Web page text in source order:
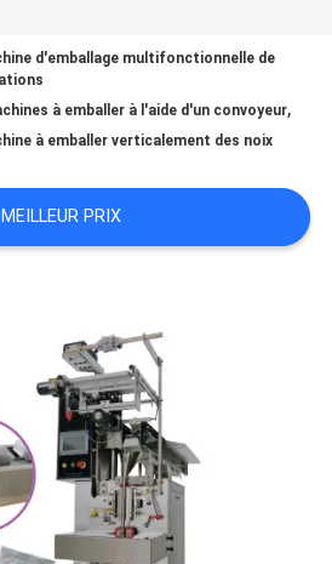
d'emballage multifonctionnelle de
à emballer à l'aide d'un convoyeur,
à emballer verticalement des noix
MEILLEUR PRIX